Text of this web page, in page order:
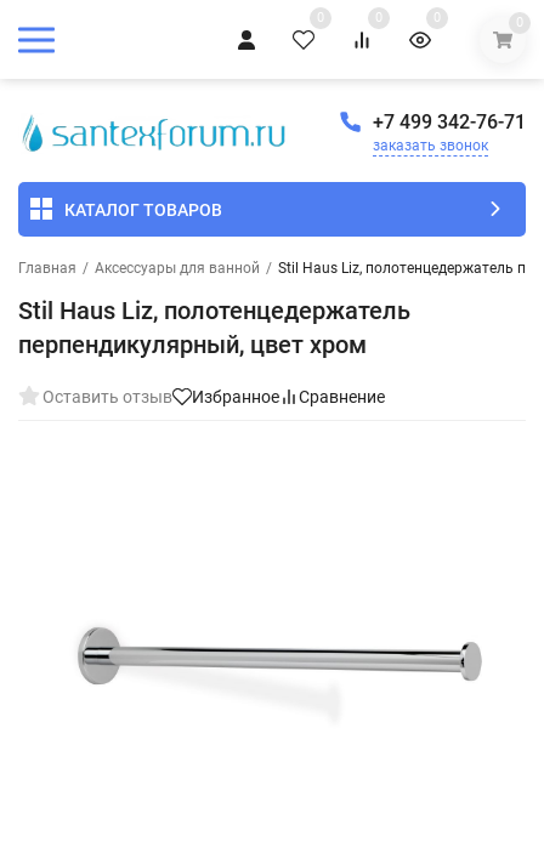
0 0 0 0
+7 499 342-76-71
заказать звонок
КАТАЛОГ ТОВАРОВ
Главная / Аксессуары для ванной / Stil Haus Liz, полотенцедержатель
Stil Haus Liz, полотенцедержатель
перпендикулярный, цвет хром
Оставить отзыв Избранное Сравнение